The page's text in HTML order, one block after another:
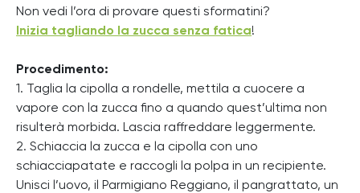
Non vedi l’ora di provare questi sformatini?
Inizia tagliando la zucca senza fatica!
Procedimento:
1. Taglia la cipolla a rondelle, mettila a cuocere a
vapore con la zucca fino a quando quest’ultima non
risulterà morbida. Lascia raffreddare leggermente.
2. Schiaccia la zucca e la cipolla con uno
schiacciapatate e raccogli la polpa in un recipiente.
Unisci l’uovo, il Parmigiano Reggiano, il pangrattato, un